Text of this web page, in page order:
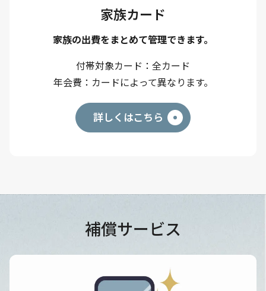
家族カード
家族の出費をまとめて管理できます。
付帯対象カード
全カード
年会費
カードによって異なります。
詳しくはこちら
補償サービス